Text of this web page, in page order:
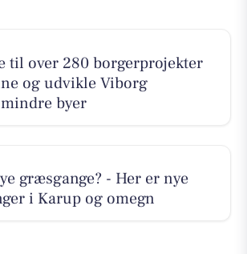
til over 280 borgerprojekter
og udvikle Viborg
byer
græsgange? - Her er nye
i Karup og omegn